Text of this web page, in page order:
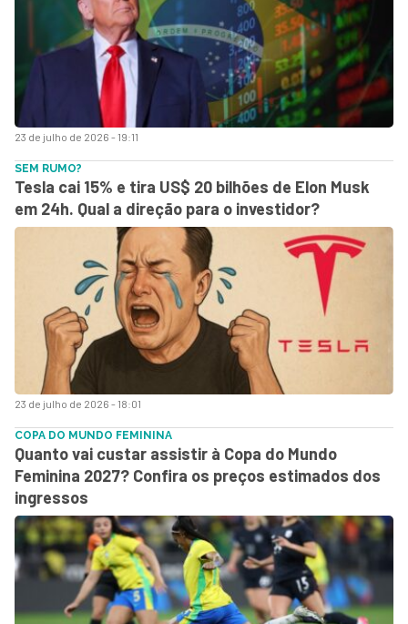
23 de julho de 2026 - 19:11
23 de julho de 2026 - 18:01
SEM RUMO?
Tesla cai 15% e tira US$ 20 bilhões de Elon Musk
em 24h. Qual a direção para o investidor?
COPA DO MUNDO FEMININA
Quanto vai custar assistir à Copa do Mundo
Feminina 2027? Confira os preços estimados dos
ingressos